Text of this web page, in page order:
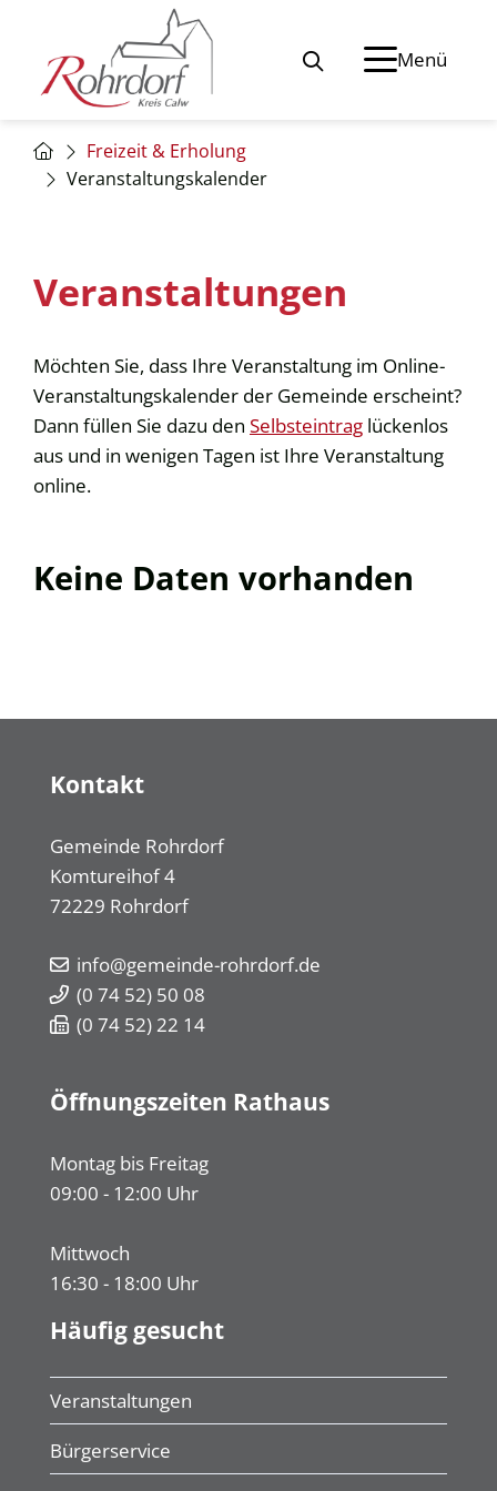
Menü
Freizeit & Erholung
Veranstaltungskalender
Veranstaltungen
Möchten Sie, dass Ihre Veranstaltung im Online-
Veranstaltungskalender der Gemeinde erscheint?
Dann füllen Sie dazu den Selbsteintrag lückenlos
aus und in wenigen Tagen ist Ihre Veranstaltung
online.
Keine Daten vorhanden
Kontakt
Gemeinde Rohrdorf
Komtureihof 4
72229 Rohrdorf
info@gemeinde-rohrdorf.de
(0 74 52) 50 08
(0 74 52) 22 14
Öffnungszeiten Rathaus
Montag bis Freitag
09:00 - 12:00 Uhr
Mittwoch
16:30 - 18:00 Uhr
Häufig gesucht
Veranstaltungen
Bürgerservice